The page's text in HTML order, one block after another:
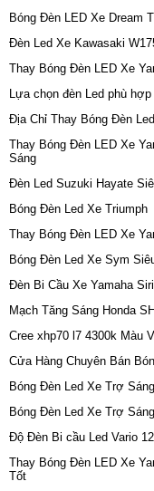
Bóng Đèn LED Xe Dream
Đèn Led Xe Kawasaki
Thay Bóng Đèn LED Xe
Lựa chọn đèn Led phù
Địa Chỉ Thay Bóng Đèn
Thay Bóng Đèn LED Xe
Sáng
Đèn Led Suzuki Hayate
Bóng Đèn Led Xe Triumph
Thay Bóng Đèn LED Xe
Bóng Đèn Led Xe Sym
Đèn Bi Cầu Xe Yamaha
Mạch Tăng Sáng Honda
Cree xhp70 l7 4300k Màu
Cửa Hàng Chuyên Bán
Bóng Đèn Led Xe Trợ
Bóng Đèn Led Xe Trợ
Độ Đèn Bi cầu Led Vario
Thay Bóng Đèn LED Xe
Tốt